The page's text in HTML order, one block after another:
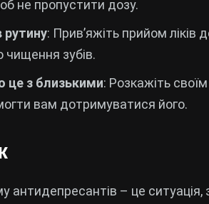
не пропустити дозу.
рутину: Прив’яжіть прийом ліків
чищення зубів.
це з близькими: Розкажіть
вам дотримуватися його.
антидепресантів – це